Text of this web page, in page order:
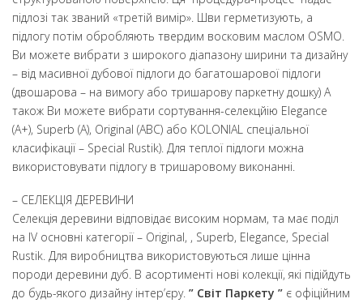
підлозі так званий «третій вимір». Шви герметизують, а
підлогу потім обробляють твердим восковим маслом OSMO.
Ви можете вибрати з широкого діапазону ширини та дизайну
– від масивної дубової підлоги до багатошарової підлоги
(двошарова – на вимогу або тришарову паркетну дошку) А
також Ви можете вибрати сортування-селекцйію Elegance
(A+), Superb (A), Original (ABC) або KOLONIAL спеціальної
класифікації – Special Rustik). Для теплої підлоги можна
використовувати підлогу в тришаровому виконанні.
– СЕЛЕКЦІЯ ДЕРЕВИНИ
Селекція деревини відповідає високим нормам, та має поділ
на ІV основні категорії – Original, , Superb, Elegance, Special
Rustik. Для виробництва використовуються лише цінна
породи деревини дуб. В асортименті нові колекції, які підійдуть
до будь-якого дизайну інтер’єру. ” Світ Паркету ” є офіційним